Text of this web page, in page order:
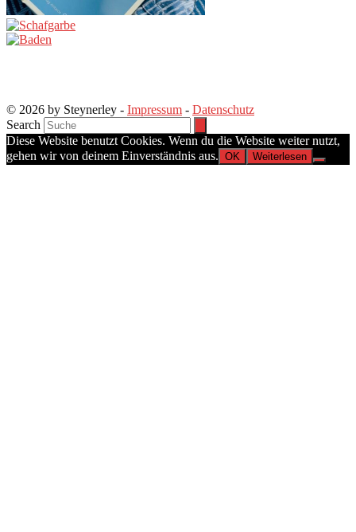
© 2026 by Steynerley - Impressum - Datenschutz
Search
Diese Website benutzt Cookies. Wenn du die Website weiter nutzt,
gehen wir von deinem Einverständnis aus. OK Weiterlesen